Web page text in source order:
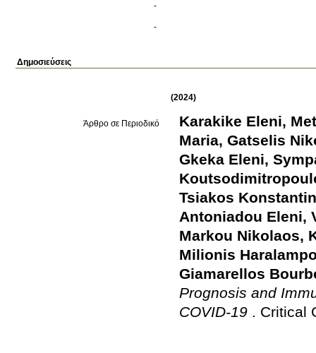
-
-
Δημοσιεύσεις
(2024)
Άρθρο σε Περιοδικό Karakike Eleni,
Maria, Gatselis
Gkeka Eleni,
Tsiakos
Antoniadou Eleni,
Markou Nikolaos,
Milionis
Giamarellos
Prognosis and
COVID-19
Critical